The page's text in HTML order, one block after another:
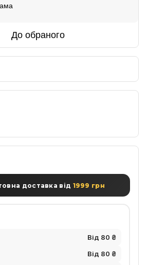
До обраного
доставка від 1999 грн
Від 80 ₴
Від 80 ₴